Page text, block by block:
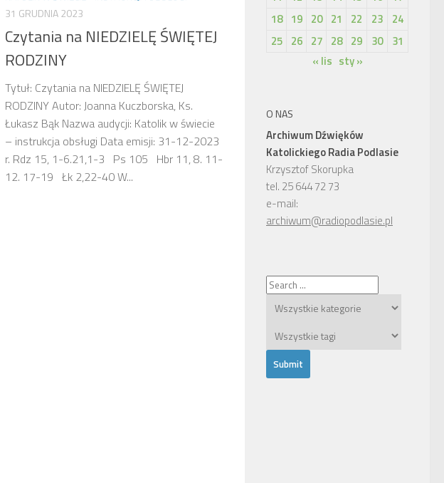
31 GRUDNIA 2023
Czytania na NIEDZIELĘ ŚWIĘTEJ
RODZINY
Tytuł: Czytania na NIEDZIELĘ ŚWIĘTEJ
RODZINY Autor: Joanna Kuczborska, Ks.
Łukasz Bąk Nazwa audycji: Katolik w świecie
– instrukcja obsługi Data emisji: 31-12-2023
r. Rdz 15, 1-6.21,1-3 Ps 105 Hbr 11, 8. 11-
12. 17-19 Łk 2,22-40 W...
18 19 20 21 22 23
24
25 26 27 28 29 30
31
« lis sty »
O NAS
Archiwum Dźwięków
Katolickiego Radia Podlasie
Krzysztof Skorupka
tel. 25 644 72 73
e-mail:
archiwum@radiopodlasie.pl